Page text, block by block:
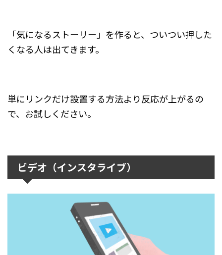
「気になるストーリー」を作ると、ついつい押した
くなる人は出てきます。
単にリンクだけ設置する方法より反応が上がるの
で、お試しください。
ビデオ（インスタライブ）